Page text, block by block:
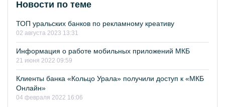
Новости по теме
ТОП уральских банков по рекламному креативу
02 августа 2023 13:31
Информация о работе мобильных приложений МКБ
21 июня 2022 09:59
Клиенты банка «Кольцо Урала» получили доступ к «МКБ
Онлайн»
04 февраля 2022 16:06